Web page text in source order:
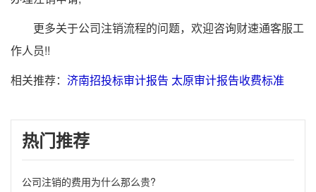
更多关于公司注销流程的问题，欢迎咨询财速通客服工
作人员!!
相关推荐： 济南招投标审计报告 太原审计报告收费标准
热门推荐
公司注销的费用为什么那么贵?